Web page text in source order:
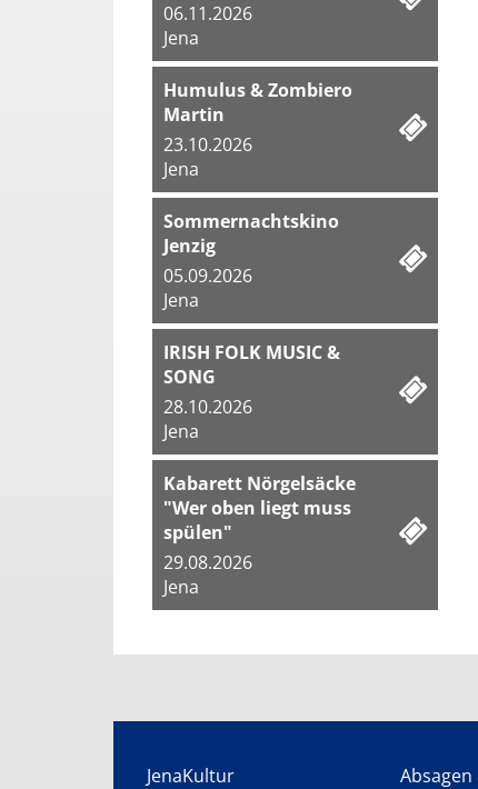
06.11.2026
Jena
Humulus & Zombiero
Martin
23.10.2026
Jena
Sommernachtskino
Jenzig
05.09.2026
Jena
IRISH FOLK MUSIC &
SONG
28.10.2026
Jena
Kabarett Nörgelsäcke
"Wer oben liegt muss
spülen"
29.08.2026
Jena
JenaKultur